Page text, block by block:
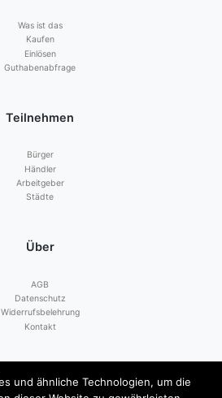
Was ist das
Kaufen
Einlösen
Guthabenabfrage
Teilnehmen
Bürger
Händler
Arbeitgeber
Städte
Über
AGB
Datenschutz
Widerrufsbelehrung
Kontakt
Zahlen mit
und ähnliche Technologien, um die